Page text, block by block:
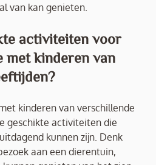
van kan genieten.
activiteiten voor
met kinderen van
kinderen van verschillende
geschikte activiteiten die
kunnen zijn. Denk
aan een dierentuin,